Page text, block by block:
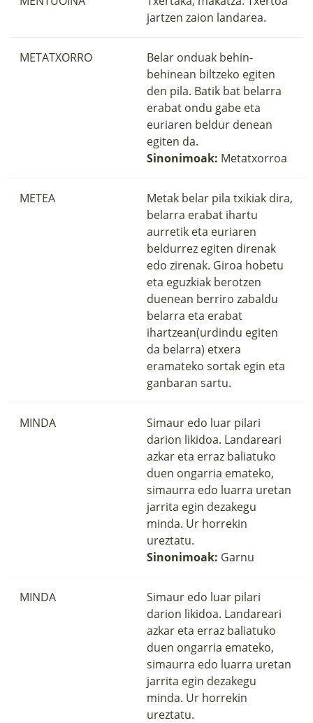
jartzen zaion landarea.
METATXORRO
Belar onduak behin-
behinean biltzeko egiten
den pila. Batik bat belarra
erabat ondu gabe eta
euriaren beldur denean
egiten da.
Sinonimoak: Metatxorroa
METEA
Metak belar pila txikiak dira,
belarra erabat ihartu
aurretik eta euriaren
beldurrez egiten direnak
edo zirenak. Giroa hobetu
eta eguzkiak berotzen
duenean berriro zabaldu
belarra eta erabat
ihartzean(urdindu egiten
da belarra) etxera
eramateko sortak egin eta
ganbaran sartu.
MINDA
Simaur edo luar pilari
darion likidoa. Landareari
azkar eta erraz baliatuko
duen ongarria emateko,
simaurra edo luarra uretan
jarrita egin dezakegu
minda. Ur horrekin
ureztatu.
Sinonimoak: Garnu
MINDA
Simaur edo luar pilari
darion likidoa. Landareari
azkar eta erraz baliatuko
duen ongarria emateko,
simaurra edo luarra uretan
jarrita egin dezakegu
minda. Ur horrekin
ureztatu.